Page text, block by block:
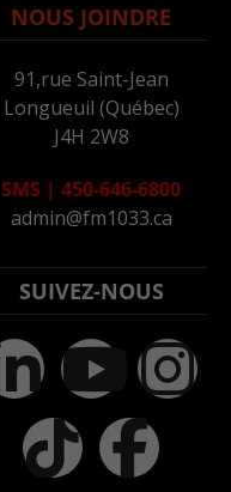
NOUS JOINDRE
91,rue Saint-Jean
Longueuil (Québec)
J4H 2W8
SMS | 450-646-6800
admin@fm1033.ca
SUIVEZ-NOUS